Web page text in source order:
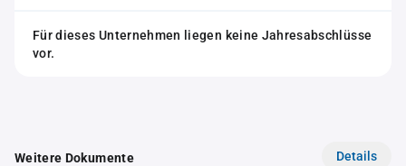
Für dieses Unternehmen liegen keine Jahresabschlüsse
vor.
Weitere Dokumente Details